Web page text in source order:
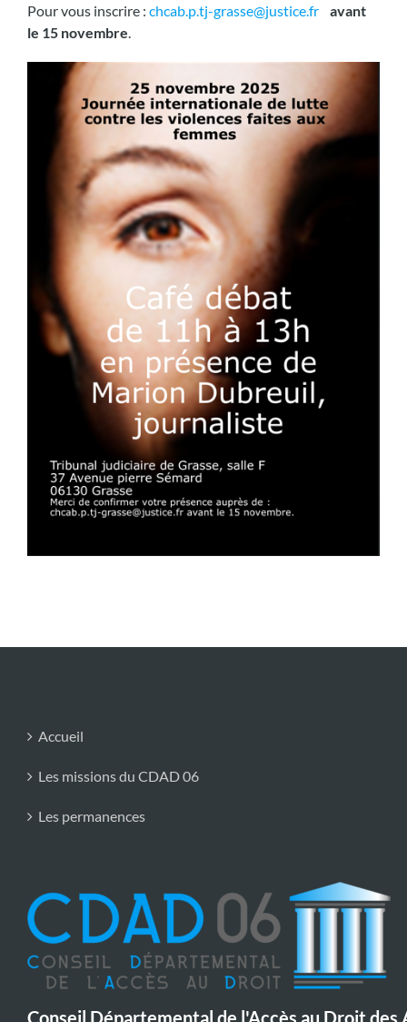
Pour vous inscrire : chcab.p.tj-grasse@justice.fr
avant
le 15 novembre.
Accueil
Les missions du CDAD 06
Les permanences
Conseil Départemental de l'Accès au Droit